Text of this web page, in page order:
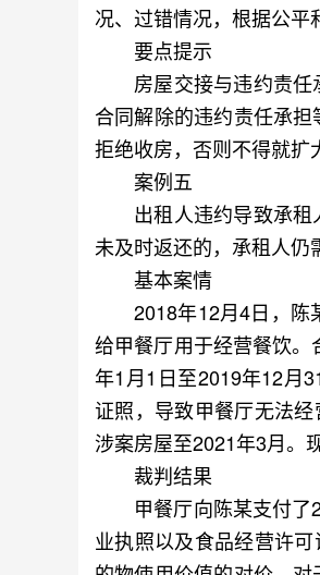
况、过错情况，根据公平
要点提示
房屋交接与违约责任
合同解除的违约责任承
拒绝收房，否则不得就扩
案例五
出租人违约导致承租
未及时返还的，承租人仍
基本案情
2018年12月4日，陈
给甲餐厅用于经营餐饮
年1月1日至2019年12月
证照，导致甲餐厅无法
涉案房屋至2021年3月。
裁判结果
甲餐厅向陈某支付了
业执照以及食品经营许